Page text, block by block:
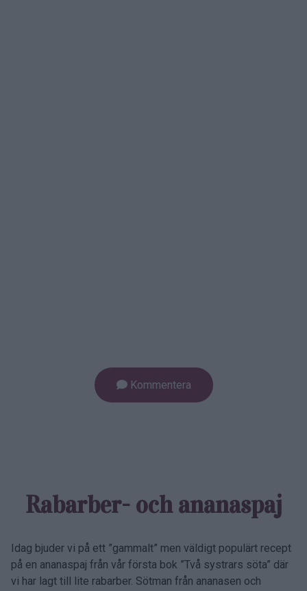
Kommentera
Rabarber- och ananas­paj
Idag bjuder vi på ett ”gammalt” men väldigt populärt recept
på en ananaspaj från vår första bok ”Två systrars söta” där
vi har lagt till lite rabarber. Sötman från ananasen och